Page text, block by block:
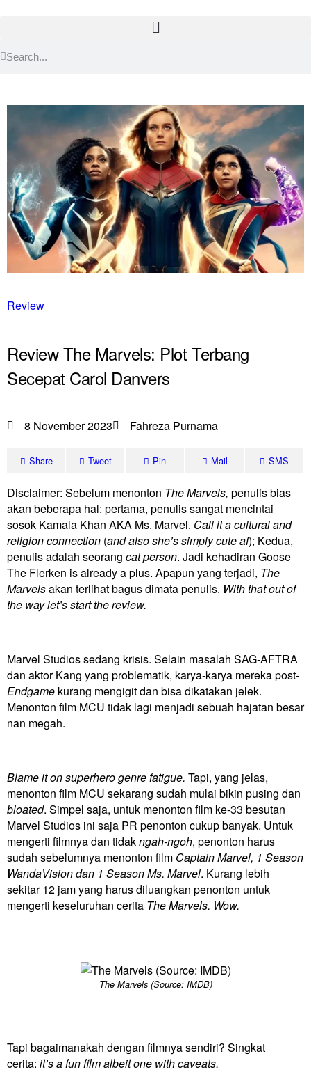
Review
Review The Marvels: Plot Terbang
Secepat Carol Danvers
8 November 2023 Fahreza Purnama
Share Tweet Pin Mail SMS
Disclaimer: Sebelum menonton The Marvels, penulis bias
akan beberapa hal: pertama, penulis sangat mencintai
sosok Kamala Khan AKA Ms. Marvel. Call it a cultural and
religion connection (and also she’s simply cute af); Kedua,
penulis adalah seorang cat person. Jadi kehadiran Goose
The Flerken is already a plus. Apapun yang terjadi, The
Marvelsakan terlihat bagus dimata penulis. With that out of
the way let’s start the review.
Marvel Studios sedang krisis. Selain masalah SAG-AFTRA
dan aktor Kang yang problematik, karya-karya mereka post-
Endgame kurang mengigit dan bisa dikatakan jelek.
Menonton film MCU tidak lagi menjadi sebuah hajatan besar
nan megah.
Blame it on superhero genre fatigue. Tapi, yang jelas,
menonton film MCU sekarang sudah mulai bikin pusing dan
bloated. Simpel saja, untuk menonton film ke-33 besutan
Marvel Studios ini saja PR penonton cukup banyak. Untuk
mengerti filmnya dan tidakngah-ngoh, penonton harus
sudah sebelumnya menonton film Captain Marvel, 1 Season
WandaVision dan 1 Season Ms. Marvel. Kurang lebih
sekitar 12 jam yang harus diluangkan penonton untuk
mengerti keseluruhan cerita The Marvels. Wow.
The Marvels (Source: IMDB)
Tapi bagaimanakah dengan filmnya sendiri? Singkat
cerita: it’s a fun film albeit one with caveats.